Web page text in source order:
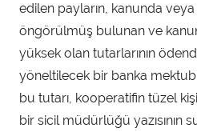
edilen payların, kanunda
öngörülmüş bulunan ve
yüksek olan tutarlarının
yöneltilecek bir banka
bu tutarı, kooperatifin tüzel
bir sicil müdürlüğü yazısının